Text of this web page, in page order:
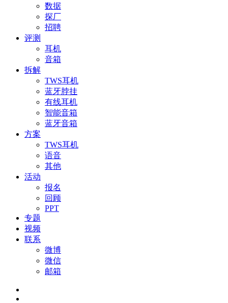
数据
探厂
招聘
评测
耳机
音箱
拆解
TWS耳机
蓝牙脖挂
有线耳机
智能音箱
蓝牙音箱
方案
TWS耳机
语音
其他
活动
报名
回顾
PPT
专题
视频
联系
微博
微信
邮箱